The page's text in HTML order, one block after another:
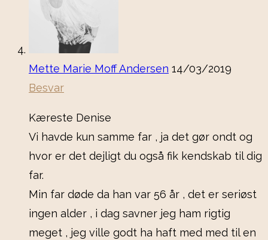
Mette Marie Moff Andersen 14/03/2019
Besvar
Kæreste Denise
Vi havde kun samme far , ja det gør ondt og
hvor er det dejligt du også fik kendskab til dig
far.
Min far døde da han var 56 år , det er seriøst
ingen alder , i dag savner jeg ham rigtig
meget , jeg ville godt ha haft med med til en